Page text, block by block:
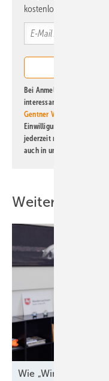
kostenlos direkt ins
Bei Anmeldung zu diesem
interessante Verlags- und
Gentner Verlag GmbH & Co.
Einwilligung kann ich
jederzeit möglich.
auch in unserer
Weitere Inhalte
Wie